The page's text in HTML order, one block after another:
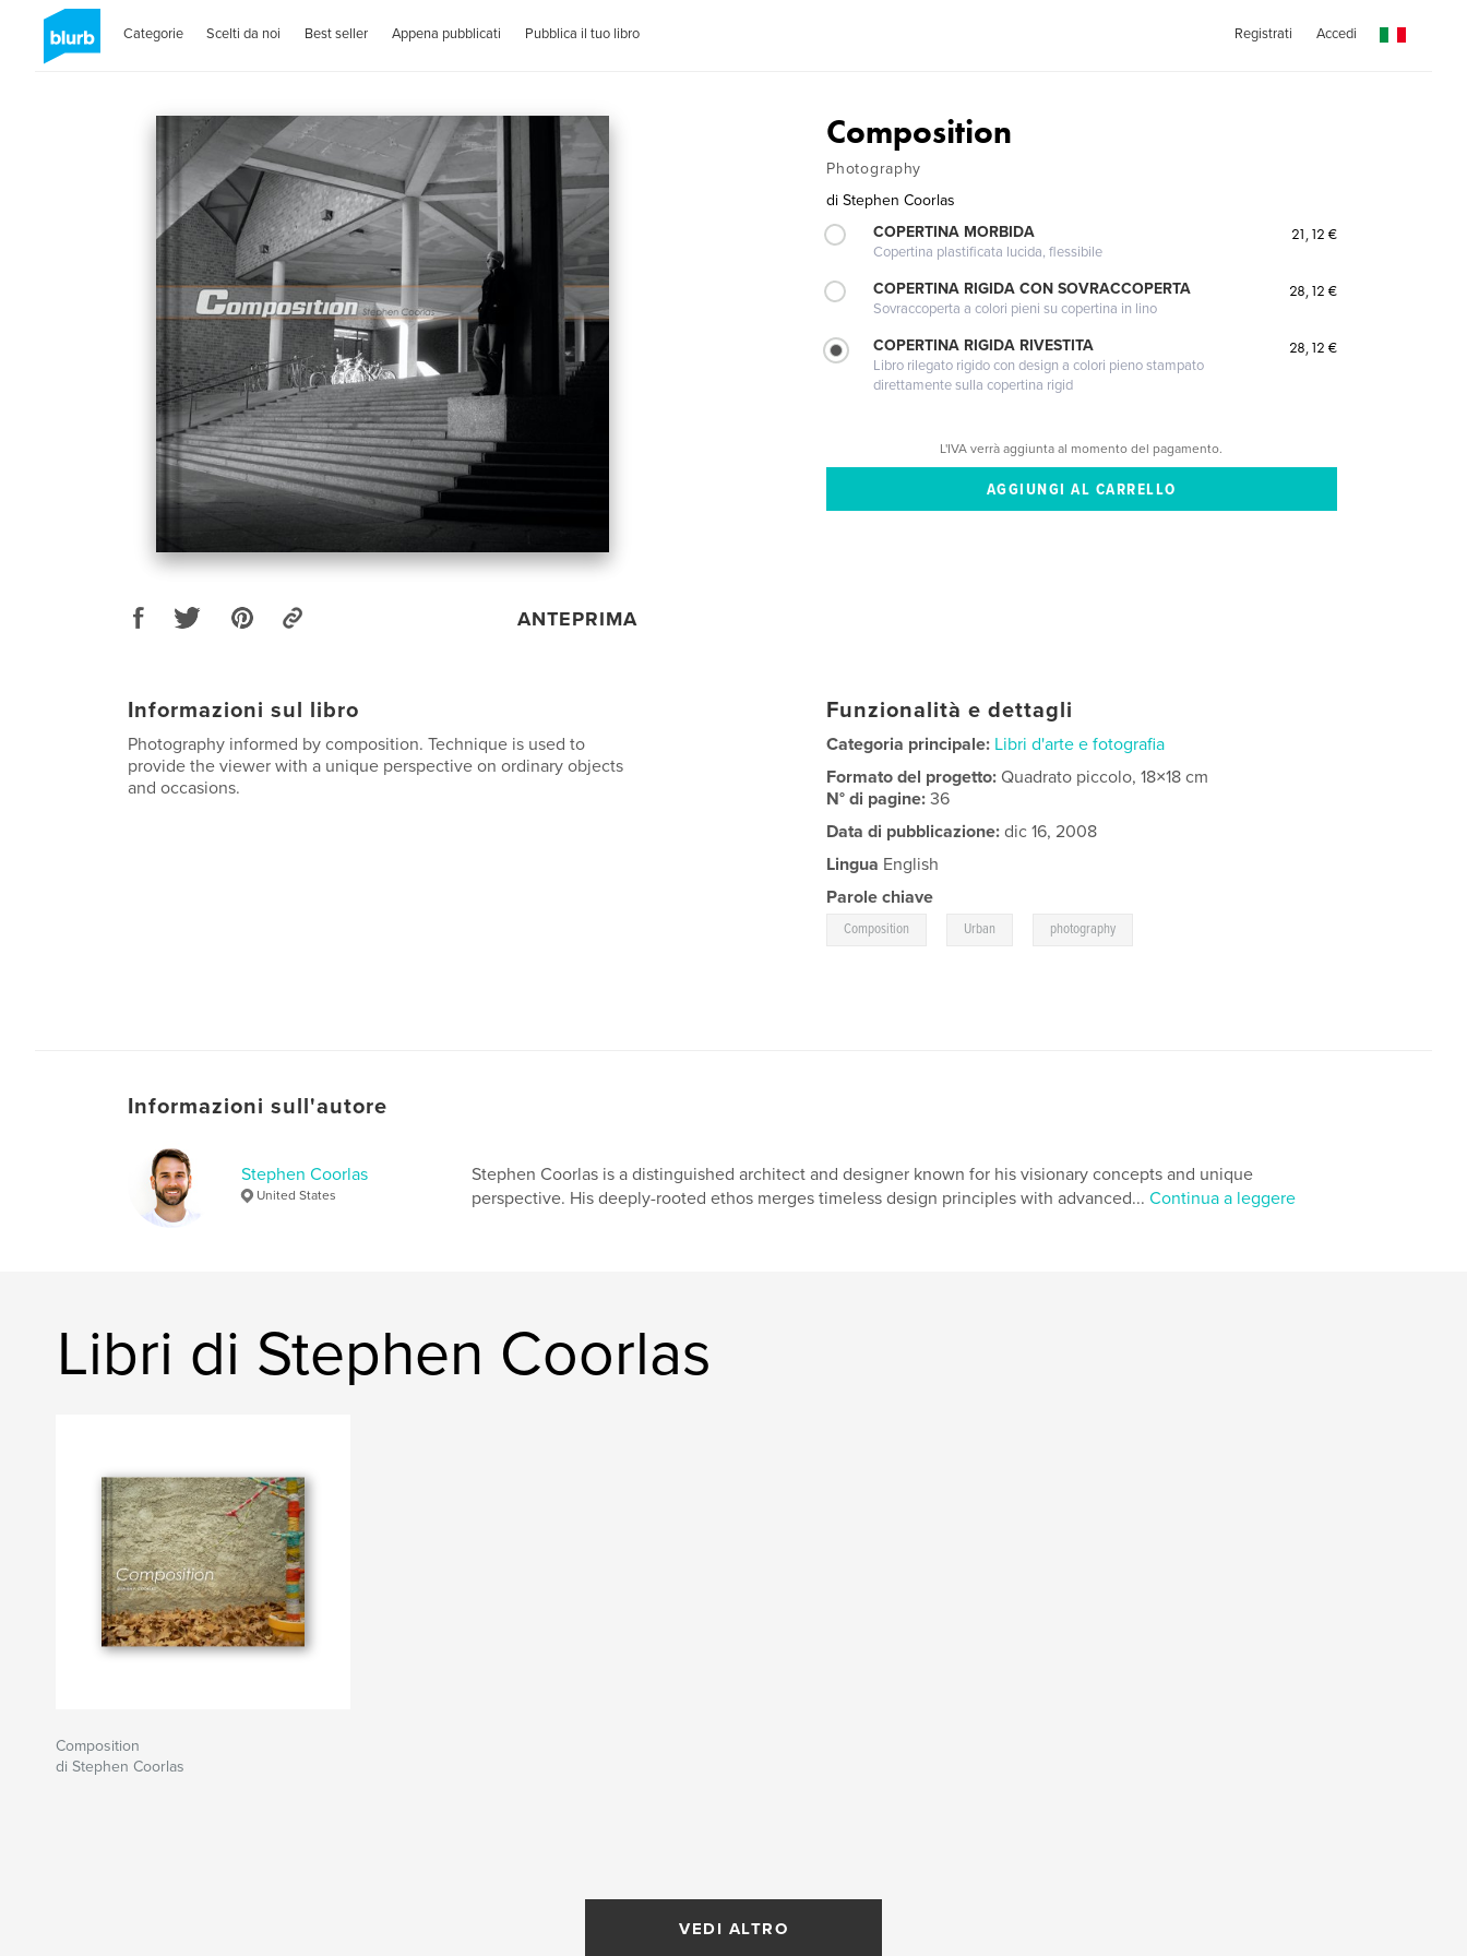
Categorie Scelti da noi Best seller Appena pubblicati Pubblica il tuo libro Registrati Accedi
ANTEPRIMA
Composition
Photography
di Stephen Coorlas
COPERTINA MORBIDA
Copertina plastificata lucida, flessibile
21,12 €
COPERTINA RIGIDA CON SOVRACCOPERTA
Sovraccoperta a colori pieni su copertina in lino
28,12 €
COPERTINA RIGIDA RIVESTITA
Libro rilegato rigido con design a colori pieno stampato
direttamente sulla copertina rigid
28,12 €
L'IVA verrà aggiunta al momento del pagamento.
Informazioni sul libro
Photography informed by composition. Technique is used to
provide the viewer with a unique perspective on ordinary objects
and occasions.
Funzionalità e dettagli
Categoria principale: Libri d'arte e fotografia
Formato del progetto:Quadrato piccolo, 18×18 cm
N° di pagine:36
Data di pubblicazione: dic 16, 2008
Lingua English
Parole chiave
Composition Urban photography
Informazioni sull'autore
Stephen Coorlas
United States
Stephen Coorlas is a distinguished architect and designer known for his visionary concepts and unique
perspective. His deeply-rooted ethos merges timeless design principles with advanced... Continua a leggere
Libri di Stephen Coorlas
Composition
di Stephen Coorlas
VEDI ALTRO